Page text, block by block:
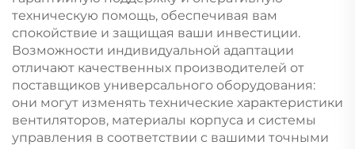
техническую помощь, обеспечивая вам
спокойствие и защищая ваши инвестиции.
Возможности индивидуальной адаптации
отличают качественных производителей от
поставщиков универсального оборудования:
они могут изменять технические характеристики
вентиляторов, материалы корпуса и системы
управления в соответствии с вашими точными